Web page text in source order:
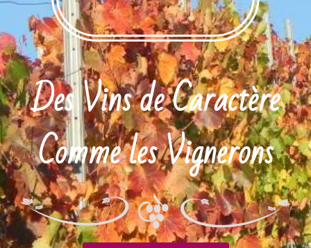
Des Vins de Caractère
Comme les Vignerons